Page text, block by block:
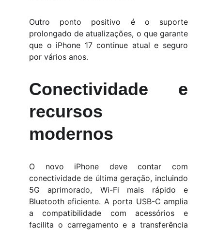
Outro ponto positivo é o suporte
prolongado de atualizações, o que garante
que o iPhone 17 continue atual e seguro
por vários anos.
Conectividade e
recursos
modernos
O novo iPhone deve contar com
conectividade de última geração, incluindo
5G aprimorado, Wi-Fi mais rápido e
Bluetooth eficiente. A porta USB-C amplia
a compatibilidade com acessórios e
facilita o carregamento e a transferência